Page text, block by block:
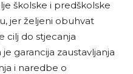
školske i predškolske
jer željeni obuhvat
cilj do stjecanja
garancija zaustavljanja
i naredbe o